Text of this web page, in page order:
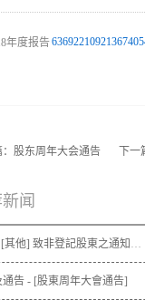
股东周年大会通告 下
闻
通函 - [其他] 致非登記股東之通知信函及申請表格 - 通函連同股東週年大會通告及代表委任表格之發佈通知
通告 - [股東周年大會通告]